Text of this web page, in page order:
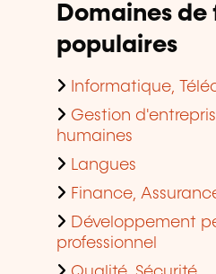
Domaines
populaires
Informatique,
Gestion
humaines
Langues
Finance,
Développement
professionnel